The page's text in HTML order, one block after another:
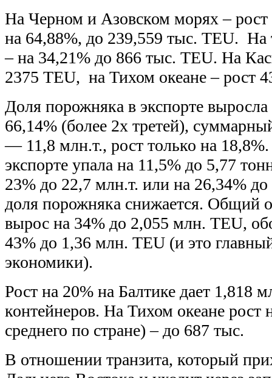
На Черном и Азовском морях – рост
на 64,88%, до 239,559 тыс. TEU. На
– на 34,21% до 866 тыс. TEU. На
2375 TEU, на Тихом океане – рост
Доля порожняка в экспорте
66,14% (более 2х третей),
— 11,8 млн.т., рост только на 18,8%.
экспорте упала на 11,5% до 5,77
23% до 22,7 млн.т. или на 26,34%
доля порожняка снижается. Общий
вырос на 34% до 2,055 млн. TEU,
43% до 1,36 млн. TEU (и это
экономики).
Рост на 20% на Балтике дает 1,818
контейнеров. На Тихом океане рост
среднего по стране) – до 687 тыс.
В отношении транзита, который